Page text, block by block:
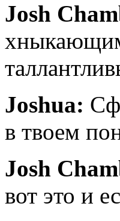
Josh
Joshua:
в твоем
Josh
вот это и